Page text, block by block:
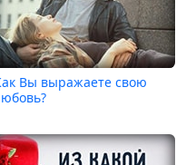
Вы выражаете свою